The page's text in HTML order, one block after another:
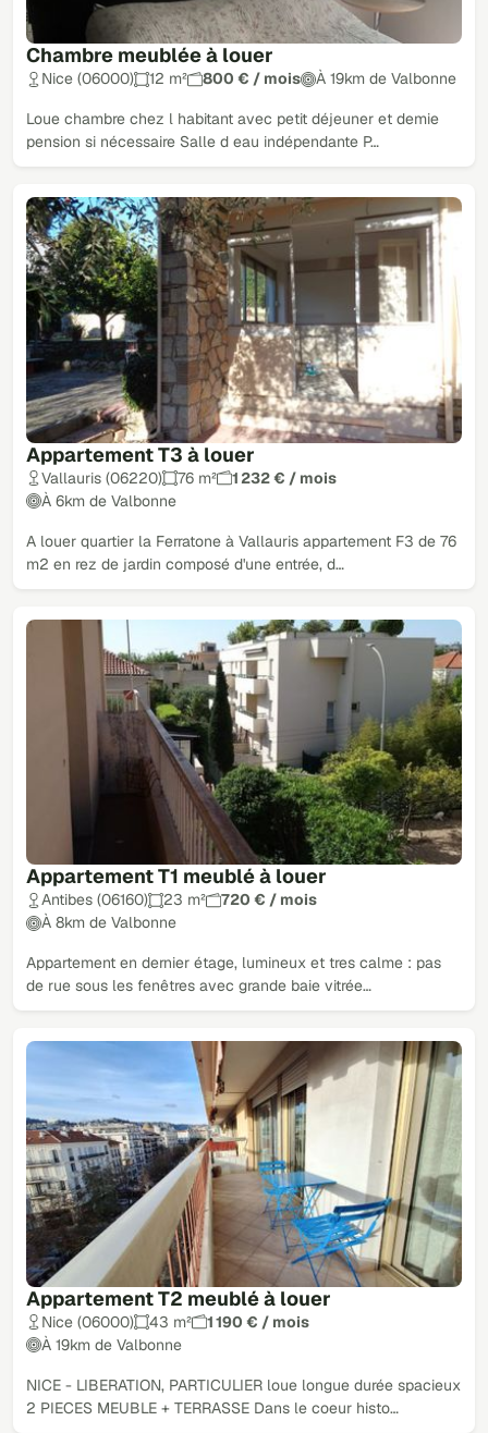
Chambre meublée à louer
Nice (06000) 12 m² 800 € / mois À 19km de Valbonne
Loue chambre chez l habitant avec petit déjeuner et demie
pension si nécessaire Salle d eau indépendante P…
Appartement T3 à louer
Vallauris (06220) 76 m²
1 232 € / mois
À 6km de Valbonne
A louer quartier la Ferratone à Vallauris appartement F3 de 76
m2 en rez de jardin composé d'une entrée, d…
Appartement T1 meublé à louer
Antibes (06160) 23 m²
720 € / mois
À 8km de Valbonne
Appartement en dernier étage, lumineux et tres calme : pas
de rue sous les fenêtres avec grande baie vitrée…
Appartement T2 meublé à louer
Nice (06000) 43 m²
1 190 € / mois
À 19km de Valbonne
NICE - LIBERATION, PARTICULIER loue longue durée spacieux
2 PIECES MEUBLE + TERRASSE Dans le coeur histo…